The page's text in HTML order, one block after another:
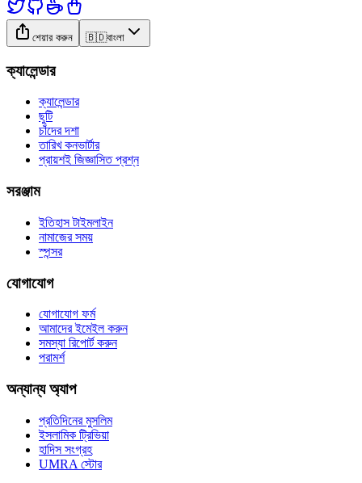
শেয়ার করুন 🇧🇩বাংলা
ক্যালেন্ডার
ক্যালেন্ডার
ছুটি
চাঁদের দশা
তারিখ কনভার্টার
প্রায়শই জিজ্ঞাসিত প্রশ্ন
সরঞ্জাম
ইতিহাস টাইমলাইন
নামাজের সময়
স্পন্সর
যোগাযোগ
যোগাযোগ ফর্ম
আমাদের ইমেইল করুন
সমস্যা রিপোর্ট করুন
পরামর্শ
অন্যান্য অ্যাপ
প্রতিদিনের মুসলিম
ইসলামিক ট্রিভিয়া
হাদিস সংগ্রহ
UMRA স্টোর